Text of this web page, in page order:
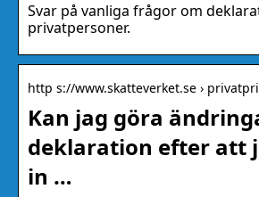
Svar på vanliga frågor om
privatpersoner.
http s://www.skatteverket.se ›
Kan jag göra
deklaration efter att
in …